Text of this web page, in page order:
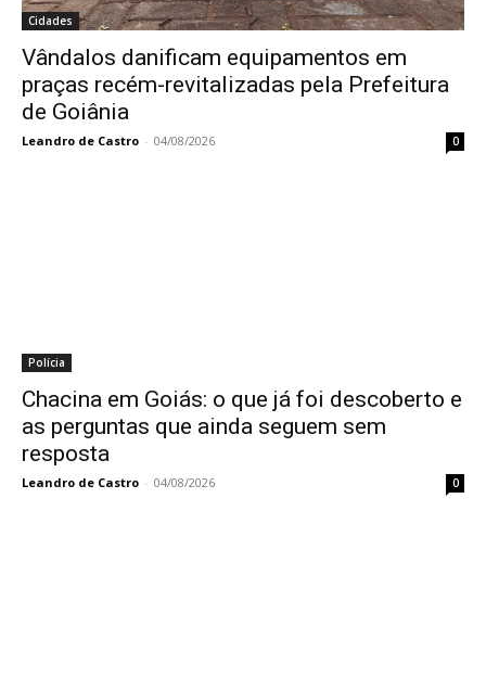
Cidades
Vândalos danificam equipamentos em
praças recém-revitalizadas pela Prefeitura
de Goiânia
Leandro de Castro - 04/08/2026 0
Polícia
Chacina em Goiás: o que já foi descoberto e
as perguntas que ainda seguem sem
resposta
Leandro de Castro - 04/08/2026 0